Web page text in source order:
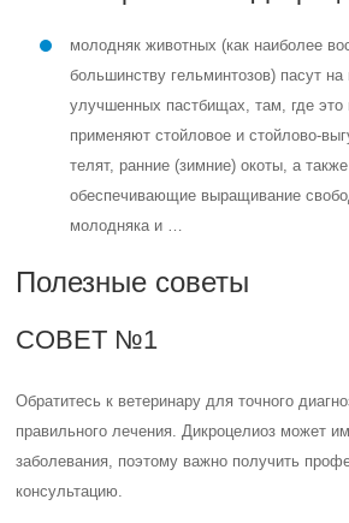
молодняк животных (как наиболее
большинству гельминтозов) пасут
улучшенных пастбищах, там, где это
применяют стойловое и стойлово-
телят, ранние (зимние) окоты, а
обеспечивающие выращивание
молодняка и …
Полезные советы
СОВЕТ №1
Обратитесь к ветеринару для точного
правильного лечения. Дикроцелиоз может
заболевания, поэтому важно получить
консультацию.